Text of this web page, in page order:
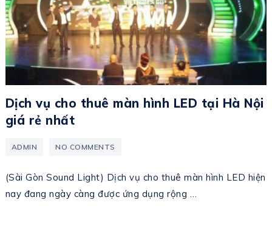
Dịch vụ cho thuê màn hình LED tại Hà Nội
giá rẻ nhất
ADMIN NO COMMENTS
(Sài Gòn Sound Light) Dịch vụ cho thuê màn hình LED hiện
nay đang ngày càng được ứng dụng rộng …